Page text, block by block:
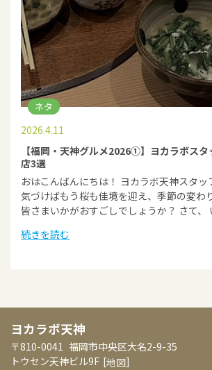
ネタ
2026.4.11
【福岡・天神グルメ2026①】ヨカラボス
店3選
おはこんばんにちは！ ヨカラボ天神スタッ
気づけばもう桜も佳境を迎え、季節の変わ
皆さまいかがおすごしでしょうか？ さて
続きを読む
ヨカラボ天神
〒810-0041 福岡市中央区大名2-9-35
トウセン天神ビル9F [地図]